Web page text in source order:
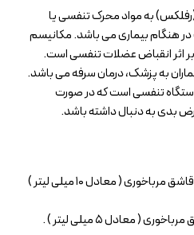
به مواد محرک تنفسی یا
در هنگام بیماری می باشد. مکانیسم
اثر انقباض عضلات تنفسی است.
به پزشک، درمان سرفه می باشد.
تنفسی است که در صورت
بدی به دنبال داشته باشد.
بزرگسالان : روزانه ۳ بار ، هر بار ۲ قاشق مرباخوری ( معادل ۱۰ میلی لیتر )